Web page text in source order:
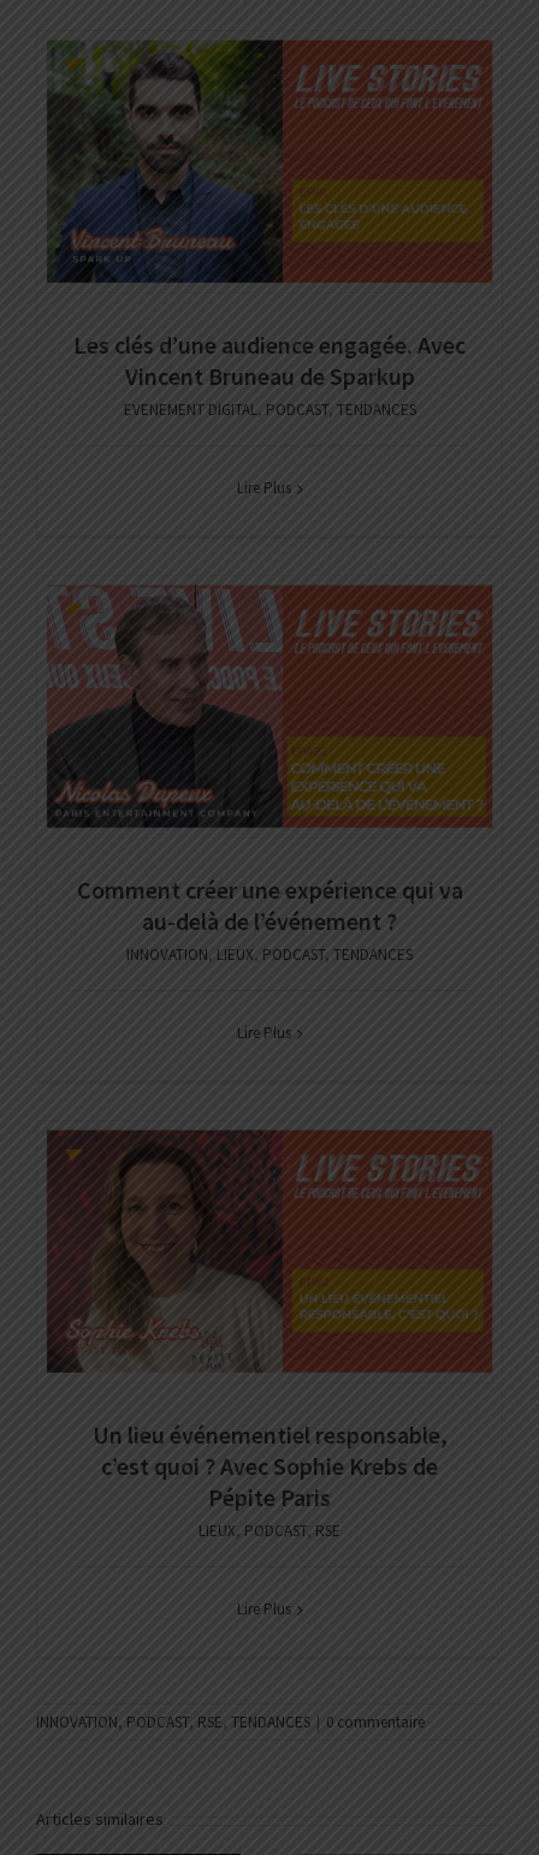
Les clés d’une audience engagée. Avec
Vincent Bruneau de Sparkup
EVENEMENT DIGITAL, PODCAST, TENDANCES
Lire Plus
Comment créer une expérience qui va
au-delà de l’événement ?
INNOVATION, LIEUX, PODCAST, TENDANCES
Lire Plus
Un lieu événementiel responsable,
c’est quoi ? Avec Sophie Krebs de
Pépite Paris
LIEUX, PODCAST, RSE
Lire Plus
INNOVATION, PODCAST, RSE, TENDANCES | 0 commentaire
Articles similaires